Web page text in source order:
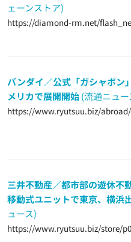
ェーンストア)
https://diamond-rm.net/
バンダイ／公式「ガシャポン
メリカで展開開始(流通ニュー
https://www.ryutsuu.biz/
三井不動産／都市部の遊休不
移動式ユニットで東京、横浜
ュース)
https://www.ryutsuu.biz/store/